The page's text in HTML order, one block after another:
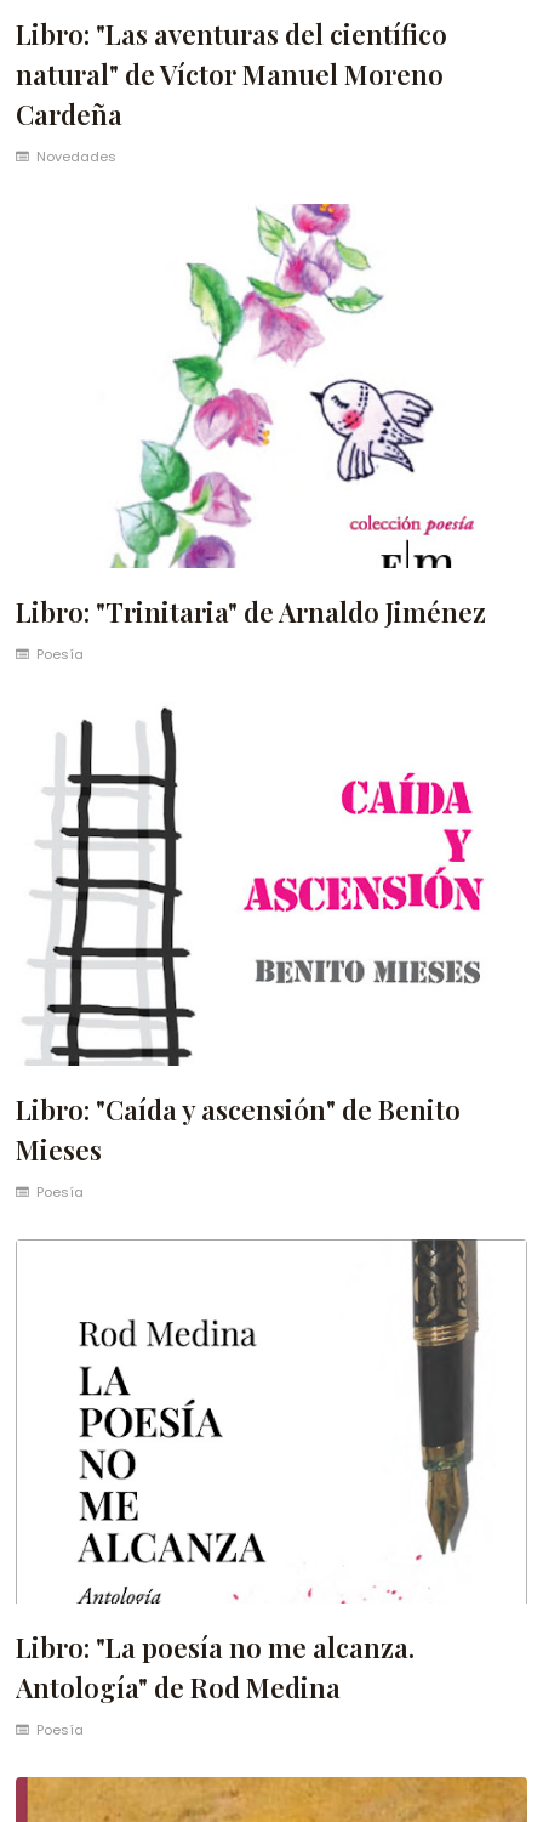
Libro: "Las aventuras del científico
natural" de Víctor Manuel Moreno
Cardeña
Novedades
Libro: "Trinitaria" de Arnaldo Jiménez
Poesía
Libro: "Caída y ascensión" de Benito
Mieses
Poesía
Libro: "La poesía no me alcanza.
Antología" de Rod Medina
Poesía